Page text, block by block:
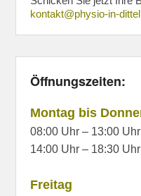
kontakt@physio-in-
Öffnungszeiten:
Montag bis
08:00 Uhr – 13:00 Uhr
14:00 Uhr – 18:30 Uhr
Freitag